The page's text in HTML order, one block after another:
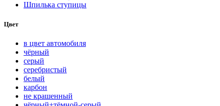
Шпилька ступицы
Цвет
в цвет автомобиля
чёрный
серый
серебристый
белый
карбон
нe кpaшeнный